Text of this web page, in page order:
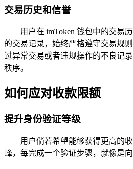
交易历史和信誉
用户在 imToken 钱包中的交易
的交易记录，始终严格遵守交易规
过异常交易或者违规操作的不良记
秩序。
如何应对收款限额
提升身份验证等级
用户倘若希望能够获得更高的
峰，每完成一个验证步骤，就像是